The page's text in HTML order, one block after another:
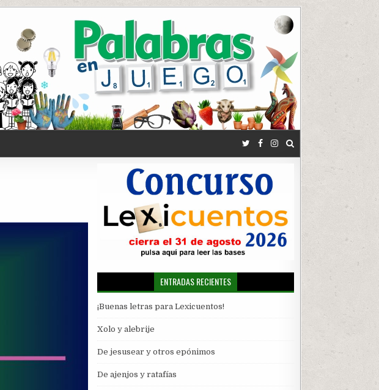
ENTRADAS RECIENTES
¡Buenas letras para Lexicuentos!
Xolo y alebrije
De jesusear y otros epónimos
De ajenjos y ratafías